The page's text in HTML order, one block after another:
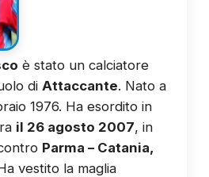
è stato un calciatore
di Attaccante. Nato a
1976. Ha esordito in
il 26 agosto 2007, in
Parma – Catania,
vestito la maglia